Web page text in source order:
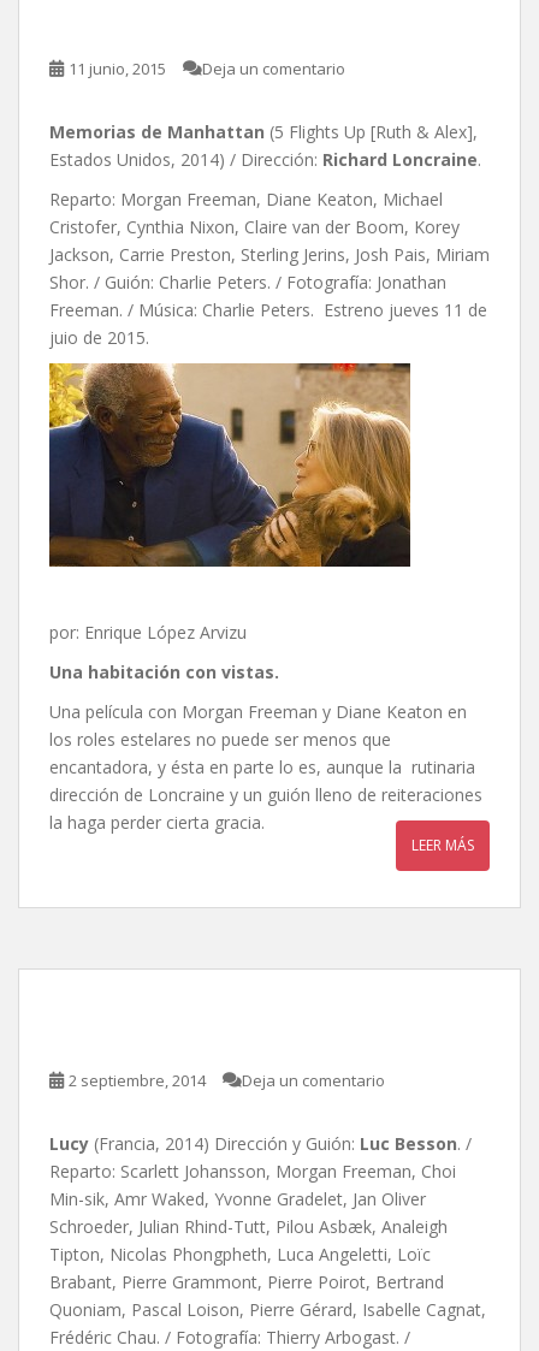
11 junio, 2015 Deja un comentario
Memorias de Manhattan (5 Flights Up [Ruth & Alex],
Estados Unidos, 2014) / Dirección: Richard Loncraine.
Reparto: Morgan Freeman, Diane Keaton, Michael
Cristofer, Cynthia Nixon, Claire van der Boom, Korey
Jackson, Carrie Preston, Sterling Jerins, Josh Pais, Miriam
Shor. / Guión: Charlie Peters. / Fotografía: Jonathan
Freeman. / Música: Charlie Peters. Estreno jueves 11 de
juio de 2015.
por: Enrique López Arvizu
Una habitación con vistas.
Una película con Morgan Freeman y Diane Keaton en
los roles estelares no puede ser menos que
encantadora, y ésta en parte lo es, aunque la rutinaria
dirección de Loncraine y un guión lleno de reiteraciones
la haga perder cierta gracia.
LEER MÁS
2 septiembre, 2014 Deja un comentario
Lucy (Francia, 2014) Dirección y Guión: Luc Besson. /
Reparto: Scarlett Johansson, Morgan Freeman, Choi
Min-sik, Amr Waked, Yvonne Gradelet, Jan Oliver
Schroeder, Julian Rhind-Tutt, Pilou Asbæk, Analeigh
Tipton, Nicolas Phongpheth, Luca Angeletti, Loïc
Brabant, Pierre Grammont, Pierre Poirot, Bertrand
Quoniam, Pascal Loison, Pierre Gérard, Isabelle Cagnat,
Frédéric Chau. / Fotografía: Thierry Arbogast. /